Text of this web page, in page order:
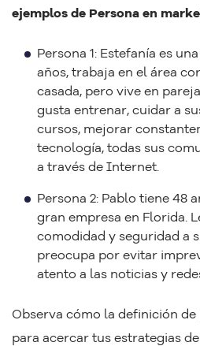
ejemplos de Persona en
Persona 1: Estefanía es
años, trabaja en el área
casada, pero vive en
gusta entrenar, cuidar a
cursos, mejorar
tecnología, todas sus
a través de Internet.
Persona 2: Pablo tiene 48
gran empresa en Florida.
comodidad y seguridad a
preocupa por evitar
atento a las noticias y
Observa cómo la definición
para acercar tus estrategias